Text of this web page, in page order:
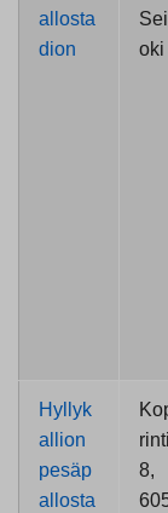
allosta
dion
oki
Hyllyk
allion
pesäp
allosta
8,